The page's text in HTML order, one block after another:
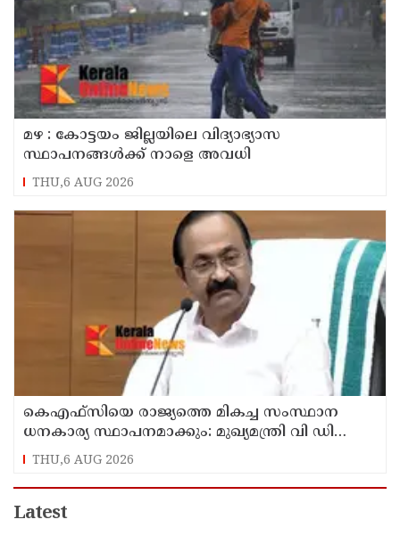
മഴ : കോട്ടയം ജില്ലയിലെ വിദ്യാഭ്യാസ
സ്ഥാപനങ്ങൾക്ക് നാളെ അവധി
THU,6 AUG 2026
കെഎഫ്‌സിയെ രാജ്യത്തെ മികച്ച സംസ്ഥാന
ധനകാര്യ സ്ഥാപനമാക്കും: മുഖ്യമന്ത്രി വി ഡി
സതീശൻ
THU,6 AUG 2026
Latest